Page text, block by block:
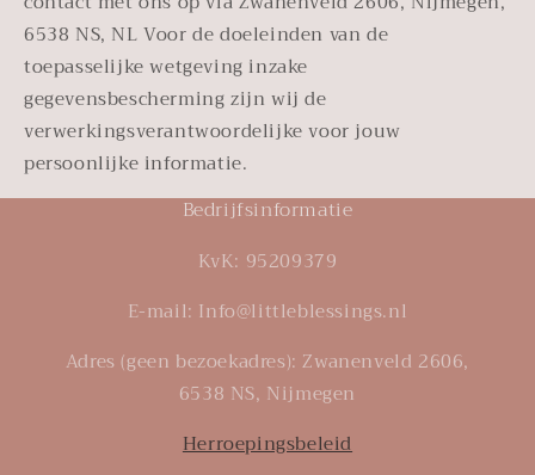
6538 NS, NL Voor de doeleinden van de
toepasselijke wetgeving inzake
gegevensbescherming zijn wij de
verwerkingsverantwoordelijke voor jouw
persoonlijke informatie.
Bedrijfsinformatie
KvK: 95209379
E-mail: Info@littleblessings.nl
Adres (geen bezoekadres): Zwanenveld 2606,
6538 NS, Nijmegen
Herroepingsbeleid